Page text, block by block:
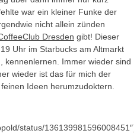
war ein kleiner Funke der
nicht allein zünden
Dresden gibt! Dieser
Uhr im Starbucks am Altmarkt
kennenlernen. Immer wieder sind
wieder ist das für mich der
Ideen herumzudoktern.
status/136139981596008451″]